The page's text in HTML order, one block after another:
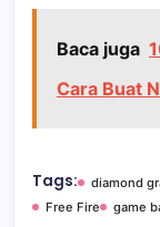
Baca juga
Cara Buat
Tags: diamond
Free Fire
game